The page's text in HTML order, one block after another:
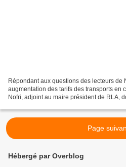
Répondant aux questions des lecteurs de
augmentation des tarifs des transports en
Nofri, adjoint au maire président de RLA,
Page
Hébergé par Overblog